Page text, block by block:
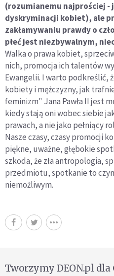
(rozumianemu najprościej -
dyskryminacji kobiet), ale
zakłamywaniu prawdy o
płeć jest niezbywalnym,
Walka o prawa kobiet,
nich, promocja ich talentów
Ewangelii. I warto podkreślić,
kobiety i mężczyzny, jak
feminizm" Jana Pawła II jest
kiedy stają oni wobec siebie
prawach, a nie jako pełniący
Nasze czasy, czasy promocji
piękne, uważne, głębokie
szkoda, że zła antropologia,
przedmiotu, spotkanie to
niemożliwym.
Tworzymy DEON.pl dla